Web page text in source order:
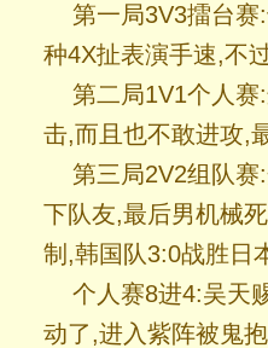
第一局3V3擂台
种4X扯表演手速,不
第二局1V1个人
击,而且也不敢进攻,
第三局2V2组队
下队友,最后男机械
制,韩国队3:0战胜日
个人赛8进4:吴天
动了,进入紫阵被鬼